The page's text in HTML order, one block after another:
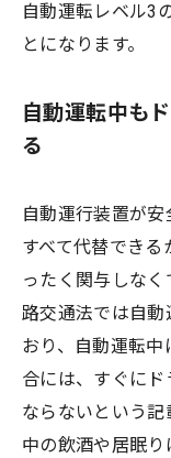
自動運転レベル3
とになります。
自動運転中も
る
自動運行装置が
すべて代替できる
ったく関与しな
路交通法では自動
おり、自動運転
合には、すぐに
ならないという
中の飲酒や居眠